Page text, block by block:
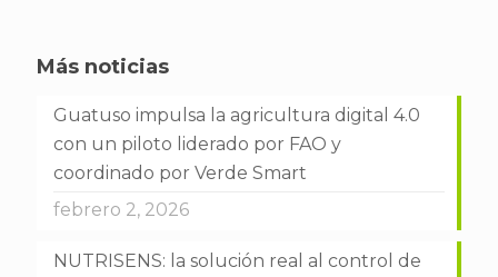
Más noticias
Guatuso impulsa la agricultura digital 4.0
con un piloto liderado por FAO y
coordinado por Verde Smart
febrero 2, 2026
NUTRISENS: la solución real al control de